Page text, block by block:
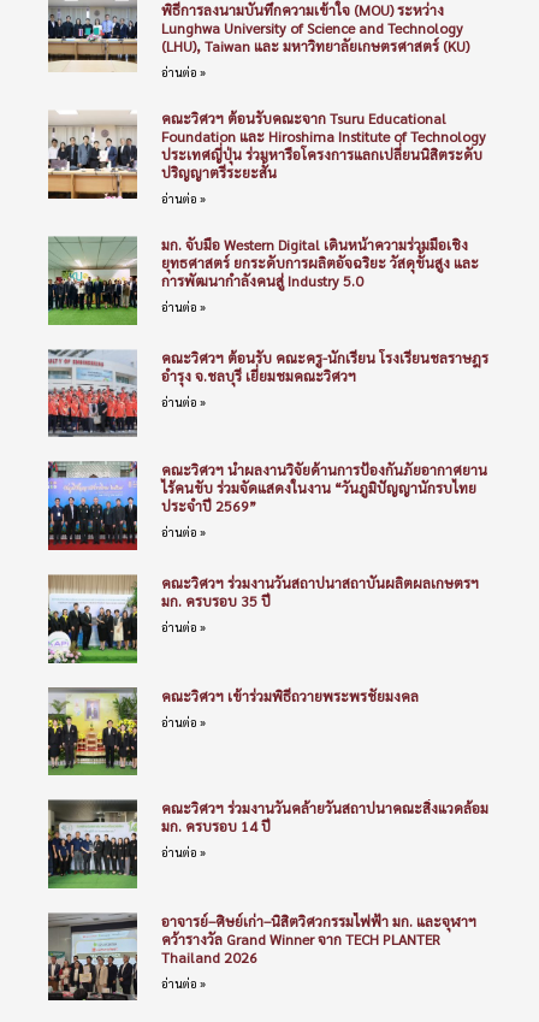
พิธีการลงนามบันทึกความเข้าใจ (MOU) ระหว่าง
Lunghwa University of Science and Technology
(LHU), Taiwan และ มหาวิทยาลัยเกษตรศาสตร์ (KU)
อ่านต่อ »
คณะวิศวฯ ต้อนรับคณะจาก Tsuru Educational
Foundation และ Hiroshima Institute of Technology
ประเทศญี่ปุ่น ร่วมหารือโครงการแลกเปลี่ยนนิสิตระดับ
ปริญญาตรีระยะสั้น
อ่านต่อ »
มก. จับมือ Western Digital เดินหน้าความร่วมมือเชิง
ยุทธศาสตร์ ยกระดับการผลิตอัจฉริยะ วัสดุขั้นสูง และ
การพัฒนากำลังคนสู่ Industry 5.0
อ่านต่อ »
คณะวิศวฯ ต้อนรับ คณะครู-นักเรียน โรงเรียนชลราษฎร
อำรุง จ.ชลบุรี เยี่ยมชมคณะวิศวฯ
อ่านต่อ »
คณะวิศวฯ นำผลงานวิจัยด้านการป้องกันภัยอากาศยาน
ไร้คนขับ ร่วมจัดแสดงในงาน “วันภูมิปัญญานักรบไทย
ประจำปี 2569”
อ่านต่อ »
คณะวิศวฯ ร่วมงานวันสถาปนาสถาบันผลิตผลเกษตรฯ
มก. ครบรอบ 35 ปี
อ่านต่อ »
คณะวิศวฯ เข้าร่วมพิธีถวายพระพรชัยมงคล
อ่านต่อ »
คณะวิศวฯ ร่วมงานวันคล้ายวันสถาปนาคณะสิ่งแวดล้อม
มก. ครบรอบ 14 ปี
อ่านต่อ »
อาจารย์–ศิษย์เก่า–นิสิตวิศวกรรมไฟฟ้า มก. และจุฬาฯ
คว้ารางวัล Grand Winner จาก TECH PLANTER
Thailand 2026
อ่านต่อ »